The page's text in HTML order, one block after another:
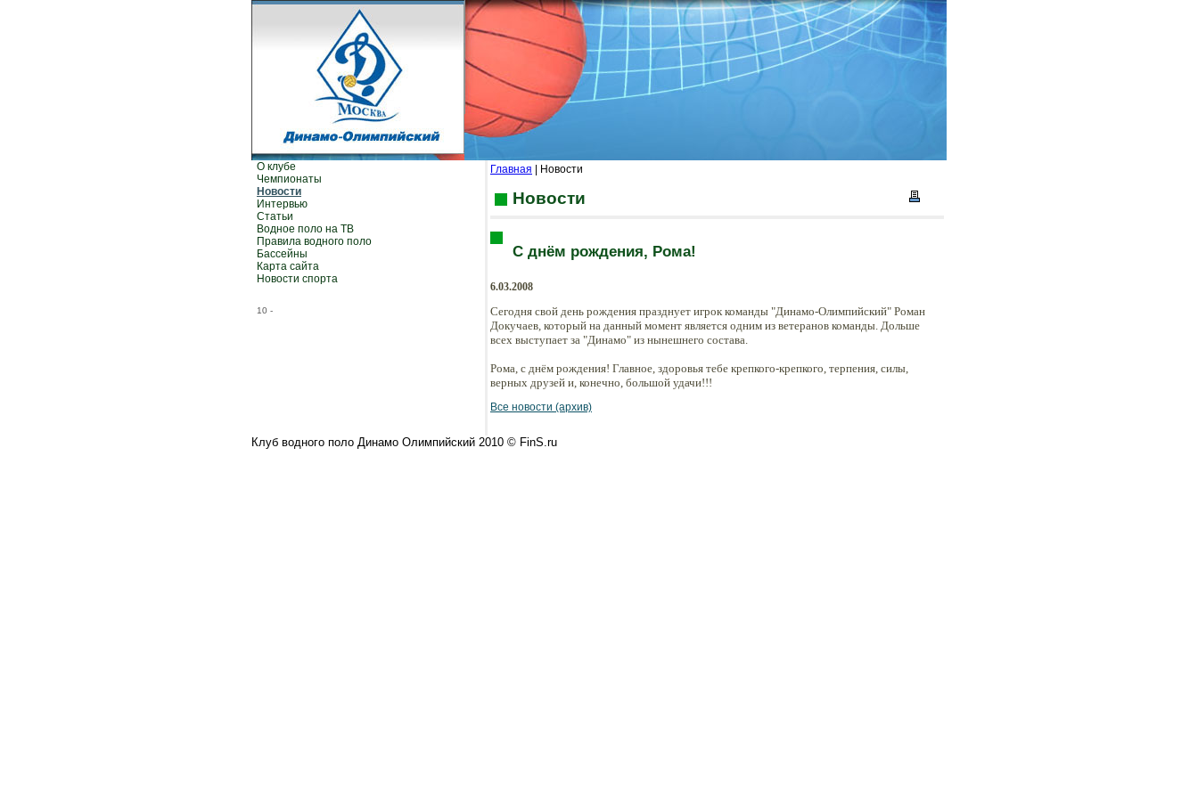
О клубе
Чемпионаты
Новости
Интервью
Статьи
Водное поло на ТВ
Правила водного поло
Бассейны
Карта сайта
Новости спорта
10 -
Главная | Новости
Новости
С днём рождения, Рома!
6.03.2008
Сегодня свой день рождения празднует игрок команды "Динамо-Олимпийский" Роман
Докучаев, который на данный момент является одним из ветеранов команды. Дольше
всех выступает за "Динамо" из нынешнего состава.
Рома, с днём рождения! Главное, здоровья тебе крепкого-крепкого, терпения, силы,
верных друзей и, конечно, большой удачи!!!
Все новости (архив)
Клуб водного поло Динамо Олимпийский 2010 © FinS.ru